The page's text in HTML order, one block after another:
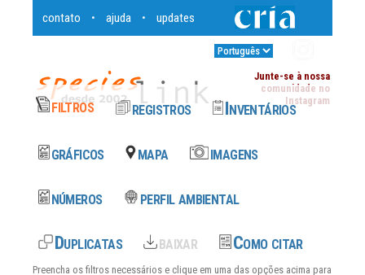
contato • ajuda • updates
Junte-se à nossa
comunidade no
Instagram
Preencha os filtros necessários e clique em uma das opções acima para